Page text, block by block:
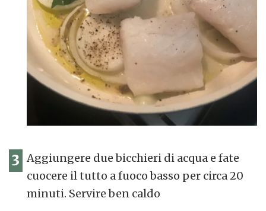
3 Aggiungere due bicchieri di acqua e fate
cuocere il tutto a fuoco basso per circa 20
minuti. Servire ben caldo